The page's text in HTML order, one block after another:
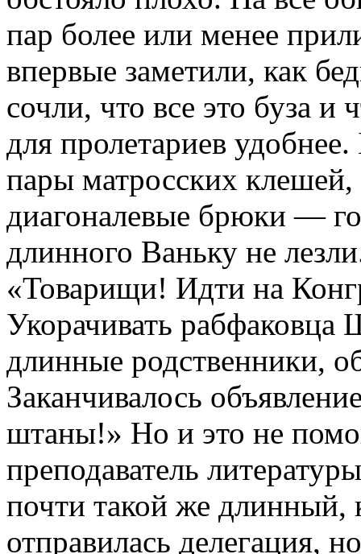
пар более или менее
впервые заметили, как
сочли, что все это буза
для пролетариев
пары матросских
диагоналевые брюки —
длинного Ваньку не
«Товарищи! Идти на
Укорачивать рабфаковца
длинные родственники,
Заканчивалось
штаны!» Но и это не
преподаватель
почти такой же
отправилась делегация,